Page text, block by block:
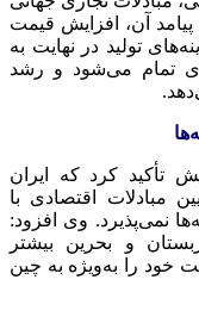
آن، افزایش قیمت
تولید در نهایت به
تمام می‌شود و رشد
تأکید کرد که ایران
مبادلات اقتصادی با
نمی‌پذیرد. وی افزود:
و بحرین بیشتر
خود را به‌ویژه به چین